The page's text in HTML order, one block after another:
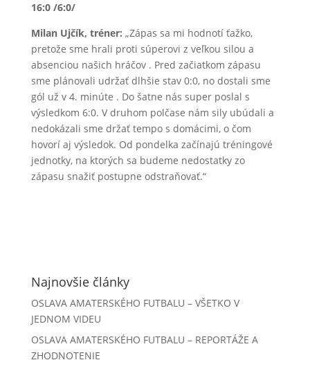
16:0 /6:0/
Milan Ujčík, tréner: „Zápas sa mi hodnotí ťažko,
pretože sme hrali proti súperovi z veľkou silou a
absenciou našich hráčov . Pred začiatkom zápasu
sme plánovali udržať dlhšie stav 0:0, no dostali sme
gól už v 4. minúte . Do šatne nás super poslal s
výsledkom 6:0. V druhom polčase nám sily ubúdali a
nedokázali sme držať tempo s domácimi, o čom
hovorí aj výsledok. Od pondelka začínajú tréningové
jednotky, na ktorých sa budeme nedostatky zo
zápasu snažiť postupne odstraňovať.“
Najnovšie články
OSLAVA AMATERSKÉHO FUTBALU – VŠETKO V
JEDNOM VIDEU
OSLAVA AMATERSKÉHO FUTBALU – REPORTÁŽE A
ZHODNOTENIE